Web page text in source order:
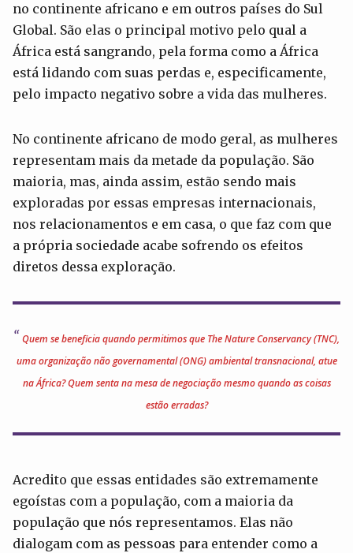
no continente africano e em outros países do Sul
Global. São elas o principal motivo pelo qual a
África está sangrando, pela forma como a África
está lidando com suas perdas e, especificamente,
pelo impacto negativo sobre a vida das mulheres.
No continente africano de modo geral, as mulheres
representam mais da metade da população. São
maioria, mas, ainda assim, estão sendo mais
exploradas por essas empresas internacionais,
nos relacionamentos e em casa, o que faz com que
a própria sociedade acabe sofrendo os efeitos
diretos dessa exploração.
Quem se beneficia quando permitimos que The Nature Conservancy(TNC),
uma organização não governamental (ONG) ambiental transnacional, atue
na África? Quem senta na mesa de negociação mesmo quando as coisas
estão erradas?
Acredito que essas entidades são extremamente
egoístas com a população, com a maioria da
população que nós representamos. Elas não
dialogam com as pessoas para entender como a